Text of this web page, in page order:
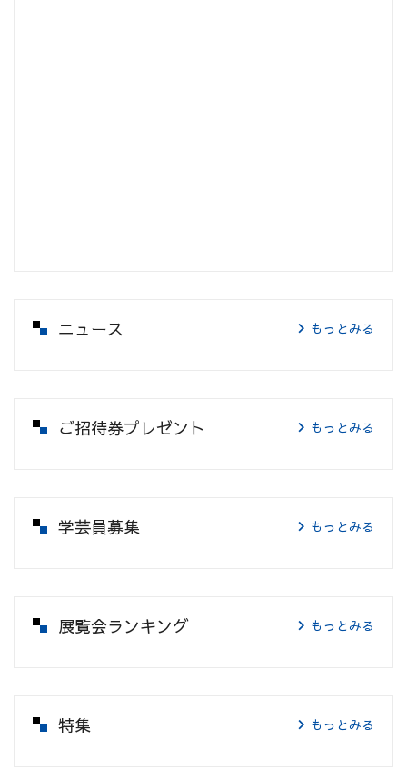
ニュース もっとみる
ご招待券プレゼント もっとみる
学芸員募集 もっとみる
展覧会ランキング もっとみる
特集 もっとみる